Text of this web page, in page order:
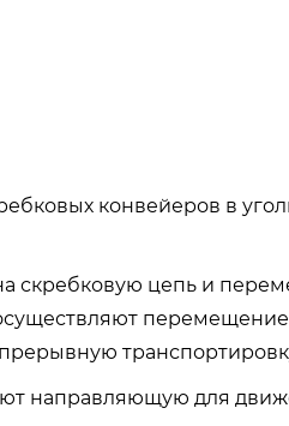
конвейеров в
скребковую цепь и
перемещение
направляющую для